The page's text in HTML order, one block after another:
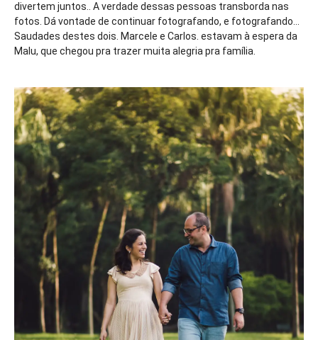
divertem juntos.. A verdade dessas pessoas transborda nas
fotos. Dá vontade de continuar fotografando, e fotografando...
Saudades destes dois. Marcele e Carlos. estavam à espera da
Malu, que chegou pra trazer muita alegria pra família.